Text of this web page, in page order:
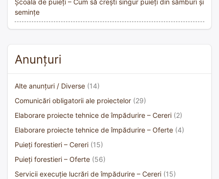
Școala de puieți – Cum să crești singur puieți din sâmburi și
semințe
Anunțuri
Alte anunțuri / Diverse (14)
Comunicări obligatorii ale proiectelor (29)
Elaborare proiecte tehnice de împădurire – Cereri (2)
Elaborare proiecte tehnice de împădurire – Oferte (4)
Puieți forestieri – Cereri (15)
Puieți forestieri – Oferte (56)
Servicii execuție lucrări de împădurire – Cereri (15)